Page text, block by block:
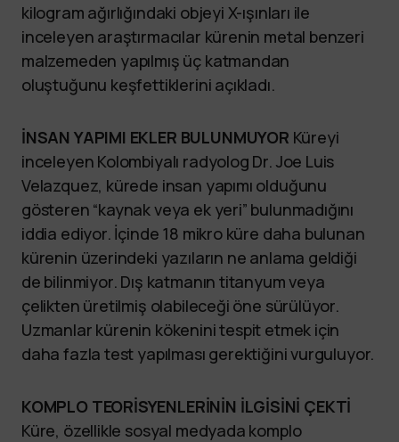
kilogram ağırlığındaki objeyi X-ışınları ile
inceleyen araştırmacılar kürenin metal benzeri
malzemeden yapılmış üç katmandan
oluştuğunu keşfettiklerini açıkladı.
İNSAN YAPIMI EKLER BULUNMUYOR Küreyi
inceleyen Kolombiyalı radyolog Dr. Joe Luis
Velazquez, kürede insan yapımı olduğunu
gösteren “kaynak veya ek yeri” bulunmadığını
iddia ediyor. İçinde 18 mikro küre daha bulunan
kürenin üzerindeki yazıların ne anlama geldiği
de bilinmiyor. Dış katmanın titanyum veya
çelikten üretilmiş olabileceği öne sürülüyor.
Uzmanlar kürenin kökenini tespit etmek için
daha fazla test yapılması gerektiğini vurguluyor.
KOMPLO TEORİSYENLERİNİN İLGİSİNİ ÇEKTİ
Küre, özellikle sosyal medyada komplo